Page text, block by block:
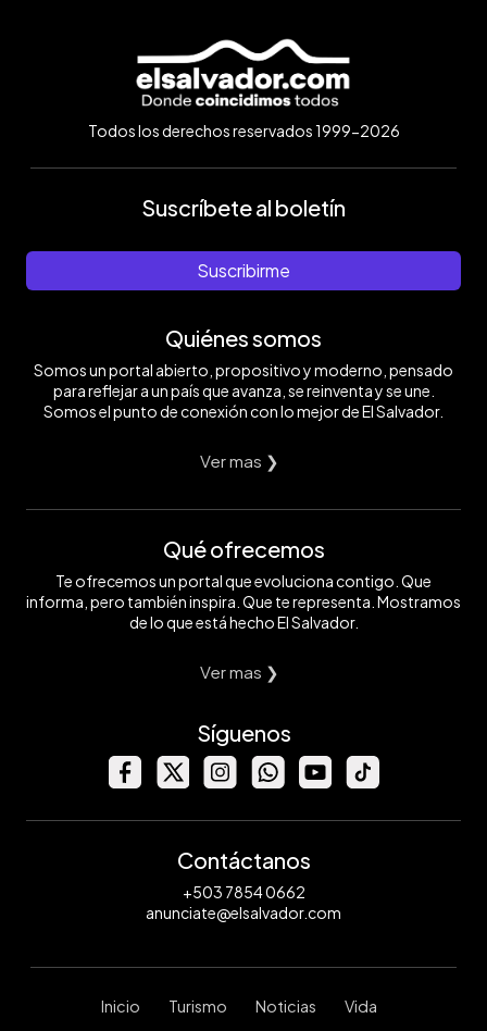
Todos los derechos reservados 1999-2026
Suscríbete al boletín
Suscribirme
Quiénes somos
Somos un portal abierto, propositivo y moderno, pensado
para reflejar a un país que avanza, se reinventa y se une.
Somos el punto de conexión con lo mejor de El Salvador.
Ver mas ❯
Qué ofrecemos
Te ofrecemos un portal que evoluciona contigo. Que
informa, pero también inspira. Que te representa. Mostramos
de lo que está hecho El Salvador.
Ver mas ❯
Síguenos
Contáctanos
+503 7854 0662
anunciate@elsalvador.com
Inicio Turismo Noticias Vida